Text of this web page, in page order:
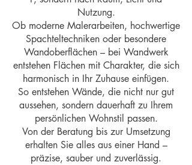
Nutzung.
Ob moderne Malerarbeiten, hochwertige
Spachteltechniken oder besondere
Wandoberflächen – bei Wandwerk
entstehen Flächen mit Charakter, die sich
harmonisch in Ihr Zuhause einfügen.
So entstehen Wände, die nicht nur gut
aussehen, sondern dauerhaft zu Ihrem
persönlichen Wohnstil passen.
Von der Beratung bis zur Umsetzung
erhalten Sie alles aus einer Hand –
präzise, sauber und zuverlässig.